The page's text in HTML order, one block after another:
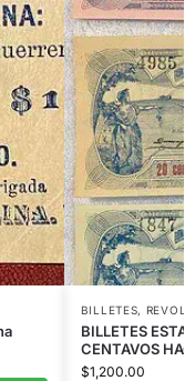
BILLETES,
BILLETES
CENTAVOS
$1,200.00